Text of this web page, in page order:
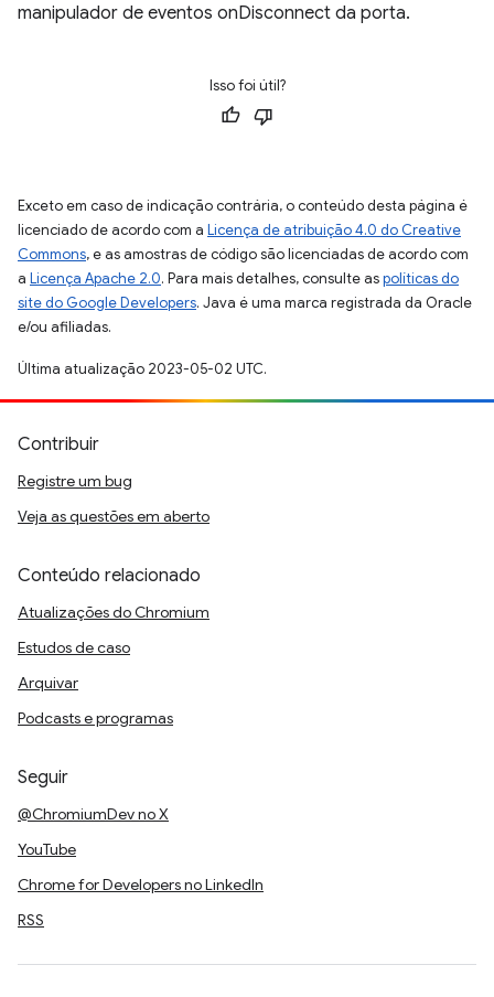
manipulador de eventos onDisconnect da porta.
Isso foi útil?
Exceto em caso de indicação contrária, o conteúdo desta página é
licenciado de acordo com a Licença de atribuição 4.0 do Creative
Commons, e as amostras de código são licenciadas de acordo com
a Licença Apache 2.0. Para mais detalhes, consulte aspolíticas do
site do Google Developers. Java é uma marca registrada da Oracle
e/ou afiliadas.
Última atualização 2023-05-02 UTC.
Contribuir
Registre um bug
Veja as questões em aberto
Conteúdo relacionado
Atualizações do Chromium
Estudos de caso
Arquivar
Podcasts e programas
Seguir
@ChromiumDev no X
YouTube
Chrome for Developers no LinkedIn
RSS